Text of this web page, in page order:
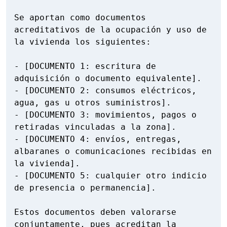
Se aportan como documentos
acreditativos de la ocupación y uso de
la vivienda los siguientes:
- [DOCUMENTO 1: escritura de
adquisición o documento equivalente].
- [DOCUMENTO 2: consumos eléctricos,
agua, gas u otros suministros].
- [DOCUMENTO 3: movimientos, pagos o
retiradas vinculadas a la zona].
- [DOCUMENTO 4: envíos, entregas,
albaranes o comunicaciones recibidas en
la vivienda].
- [DOCUMENTO 5: cualquier otro indicio
de presencia o permanencia].
Estos documentos deben valorarse
conjuntamente, pues acreditan la